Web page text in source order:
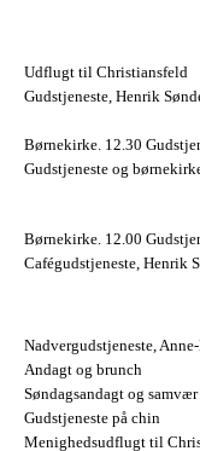
Udflugt til Christiansfeld
Gudstjeneste, Henrik
Børnekirke. 12.30
Gudstjeneste og
Børnekirke. 12.00
Cafégudstjeneste, Henrik
Nadvergudstjeneste,
Andagt og brunch
Søndagsandagt og samvær
Gudstjeneste på chin
Menighedsudflugt til